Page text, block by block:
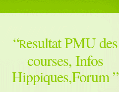
“Resultat PMU des
courses, Infos
Hippiques,Forum”